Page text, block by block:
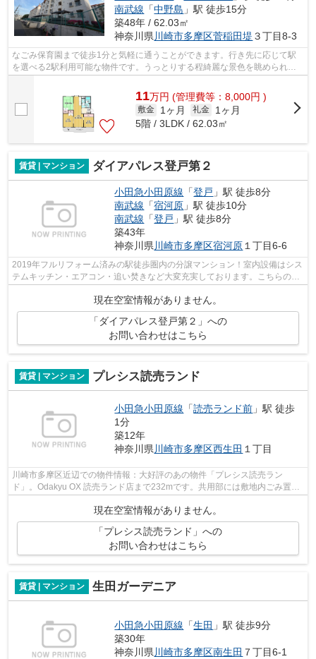
南武線 「中野島 」駅 徒歩15分
築48年 / 62.03㎡
神奈川県 川崎市多摩区菅稲田堤 ３丁目8-3
なごみ保育園まで徒歩1分と気軽に通うことができます。行き先に応じて駅
を選べる2駅利用可能な物件です。うっとりする程綺麗な景色を眺められ
11万円 (管理費等：8,000円 )
敷金 1ヶ月 礼金
1ヶ月
5階 / 3LDK / 62.03㎡
賃貸 | マンション ダイアパレス登戸第２
小田急小田原線 「登戸 」駅 徒歩8分
南武線 「宿河原 」駅 徒歩10分
南武線 「登戸 」駅 徒歩8分
築43年
神奈川県 川崎市多摩区宿河原 １丁目6-6
2019年フルリフォーム済みの駅徒歩圏内の分譲マンション！室内設備はシス
テムキッチン・エアコン・追い焚きなど大変充実しております。こちらのマ
現在空室情報がありません。
「ダイアパレス登戸第２」への
お問い合わせはこちら
賃貸 | マンション プレシス読売ランド
小田急小田原線 「読売ランド前 」駅 徒歩
1分
築12年
神奈川県 川崎市多摩区西生田 １丁目
川崎市多摩区近辺での物件情報：大好評のあの物件「プレシス読売ラン
ド」。Odakyu OX 読売ランド店まで232mです。共用部には敷地内ごみ置き
場・エレベータなどが揃っております。高ニ...
現在空室情報がありません。
「プレシス読売ランド」への
お問い合わせはこちら
賃貸 | マンション 生田ガーデニア
小田急小田原線 「生田 」駅 徒歩9分
築30年
神奈川県 川崎市多摩区南生田 ７丁目6-1